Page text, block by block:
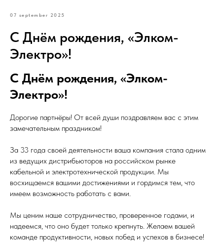
07 september 2025
С Днём рождения, «Элком-
Электро»!
С Днём рождения, «Элком-
Электро»!
Дорогие партнёры! От всей души поздравляем вас с этим
замечательным праздником!
За 33 года своей деятельности ваша компания стала одним
из ведущих дистрибьюторов на российском рынке
кабельной и электротехнической продукции. Мы
восхищаемся вашими достижениями и гордимся тем, что
имеем возможность работать с вами.
Мы ценим наше сотрудничество, проверенное годами, и
надеемся, что оно будет только крепнуть. Желаем вашей
команде продуктивности, новых побед и успехов в бизнесе!